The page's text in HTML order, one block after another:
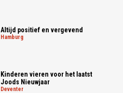
Altijd positief en vergevend
hamburg
Kinderen vieren voor het laatst
Joods Nieuwjaar
deventer